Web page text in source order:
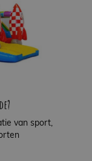
van sport,